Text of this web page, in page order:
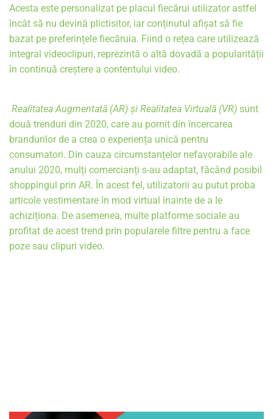
Acesta este personalizat pe placul fiecărui utilizator astfel
încât să nu devină plictisitor, iar conținutul afișat să fie
bazat pe preferințele fiecăruia. Fiind o rețea care utilizează
integral videoclipuri, reprezintă o altă dovadă a popularității
în continuă creștere a contentului video.
Realitatea Augmentată (AR) și Realitatea Virtuală (VR) sunt
două trenduri din 2020, care au pornit din încercarea
brandurilor de a crea o experiența unică pentru
consumatori. Din cauza circumstanțelor nefavorabile ale
anului 2020, mulți comercianți s-au adaptat, făcând posibil
shoppingul prin AR. În acest fel, utilizatorii au putut proba
articole vestimentare în mod virtual înainte de a le
achiziționa. De asemenea, multe platforme sociale au
profitat de acest trend prin popularele filtre pentru a face
poze sau clipuri video.